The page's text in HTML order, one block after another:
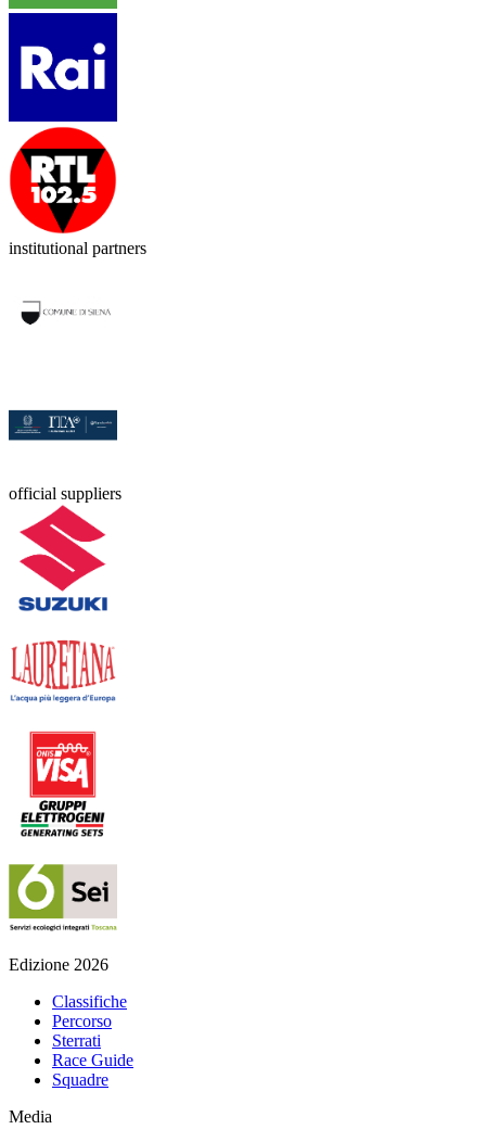
institutional partners
official suppliers
Edizione 2026
Classifiche
Percorso
Sterrati
Race Guide
Squadre
Media